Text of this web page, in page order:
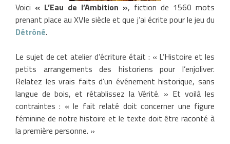
Voici « L’Eau de l’Ambition », fiction de 1560 mots
prenant place au XVIe siècle et que j’ai écrite pour le jeu du
Détrôné.
Le sujet de cet atelier d’écriture était : « L’Histoire et les
petits arrangements des historiens pour l’enjoliver.
Relatez les vrais faits d’un événement historique, sans
langue de bois, et rétablissez la Vérité. » Et voilà les
contraintes : « le fait relaté doit concerner une figure
féminine de notre histoire et le texte doit être raconté à
la première personne. »